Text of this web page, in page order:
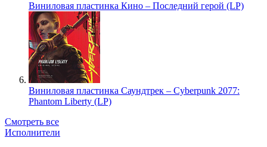
Виниловая пластинка Кино – Последний герой (LP)
Виниловая пластинка Саундтрек – Cyberpunk 2077:
Phantom Liberty (LP)
Смотреть все
Исполнители